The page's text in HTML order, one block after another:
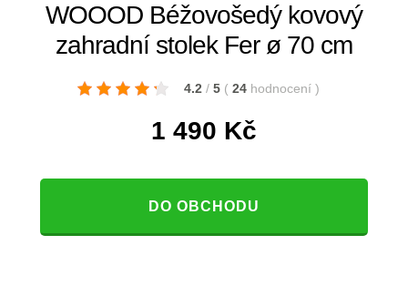
WOOOD Béžovošedý kovový
zahradní stolek Fer ø 70 cm
4.2 / 5 ( 24 hodnocení )
1 490 Kč
DO OBCHODU